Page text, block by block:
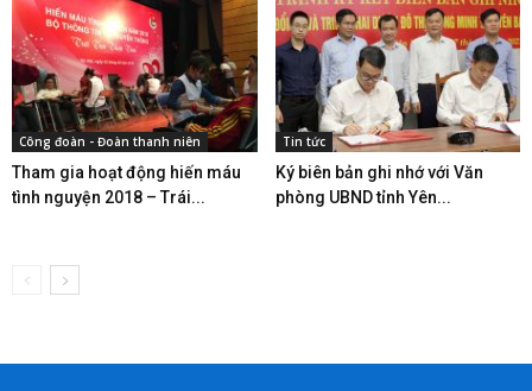
Công đoàn - Đoàn thanh niên
Tham gia hoạt động hiến máu
tình nguyện 2018 – Trái...
Tin tức
Ký biên bản ghi nhớ với Văn
phòng UBND tỉnh Yên...